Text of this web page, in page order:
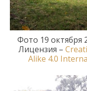
Фото 19 октября
Лицензия –
Alike 4.0